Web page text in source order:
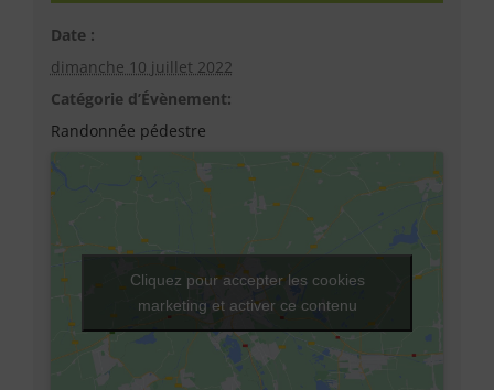
Date :
dimanche 10 juillet 2022
Catégorie d’Évènement:
Randonnée pédestre
Cliquez pour accepter les cookies
marketing et activer ce contenu